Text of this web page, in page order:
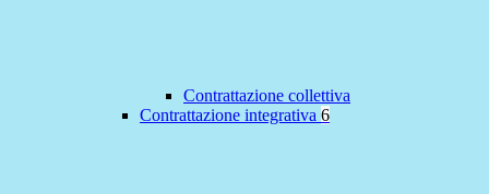
Contrattazione collettiva
Contrattazione integrativa 6